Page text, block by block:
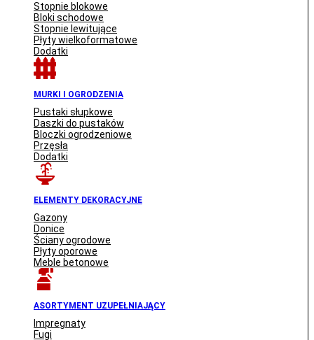
Stopnie blokowe
Bloki schodowe
Stopnie lewitujące
Płyty wielkoformatowe
Dodatki
MURKI I OGRODZENIA
Pustaki słupkowe
Daszki do pustaków
Bloczki ogrodzeniowe
Przęsła
Dodatki
ELEMENTY DEKORACYJNE
Gazony
Donice
Ściany ogrodowe
Płyty oporowe
Meble betonowe
ASORTYMENT UZUPEŁNIAJĄCY
Impregnaty
Fugi